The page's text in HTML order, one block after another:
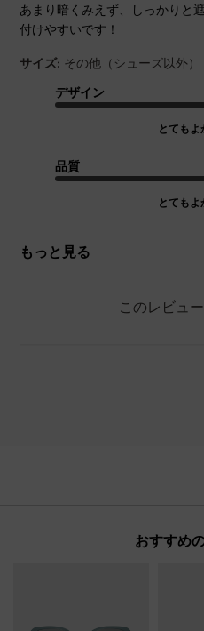
あまり暗くみえず、しっかりと
付けやすいです！
サイズ: その他（シューズ以外）
デザイン
とてもよ
品質
とてもよ
もっと見る
このレビュ
おすすめ